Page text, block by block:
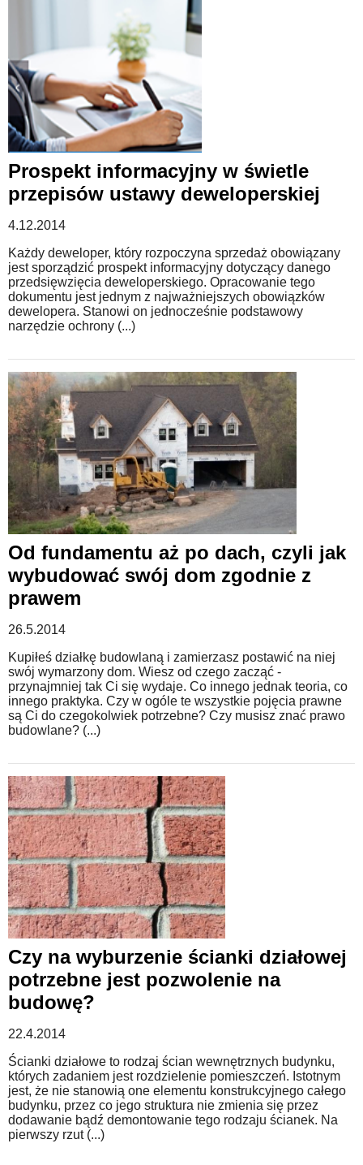
Prospekt informacyjny w świetle
przepisów ustawy deweloperskiej
4.12.2014
Każdy deweloper, który rozpoczyna sprzedaż obowiązany
jest sporządzić prospekt informacyjny dotyczący danego
przedsięwzięcia deweloperskiego. Opracowanie tego
dokumentu jest jednym z najważniejszych obowiązków
dewelopera. Stanowi on jednocześnie podstawowy
narzędzie ochrony (...)
Od fundamentu aż po dach, czyli jak
wybudować swój dom zgodnie z
prawem
26.5.2014
Kupiłeś działkę budowlaną i zamierzasz postawić na niej
swój wymarzony dom. Wiesz od czego zacząć -
przynajmniej tak Ci się wydaje. Co innego jednak teoria, co
innego praktyka. Czy w ogóle te wszystkie pojęcia prawne
są Ci do czegokolwiek potrzebne? Czy musisz znać prawo
budowlane? (...)
Czy na wyburzenie ścianki działowej
potrzebne jest pozwolenie na
budowę?
22.4.2014
Ścianki działowe to rodzaj ścian wewnętrznych budynku,
których zadaniem jest rozdzielenie pomieszczeń. Istotnym
jest, że nie stanowią one elementu konstrukcyjnego całego
budynku, przez co jego struktura nie zmienia się przez
dodawanie bądź demontowanie tego rodzaju ścianek. Na
pierwszy rzut (...)